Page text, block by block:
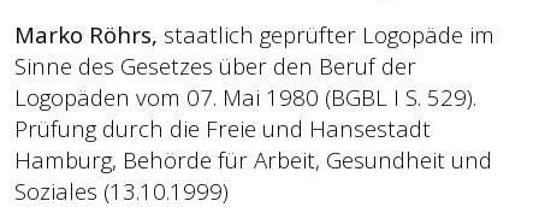
Marko Röhrs, staatlich geprüfter Logopäde im
Sinne des Gesetzes über den Beruf der
Logopäden vom 07. Mai 1980 (BGBL I S. 529).
Prüfung durch die Freie und Hansestadt
Hamburg, Behörde für Arbeit, Gesundheit und
Soziales (13.10.1999)